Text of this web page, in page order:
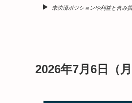
未決済ポジションや利益と含み
2026年7月6日（